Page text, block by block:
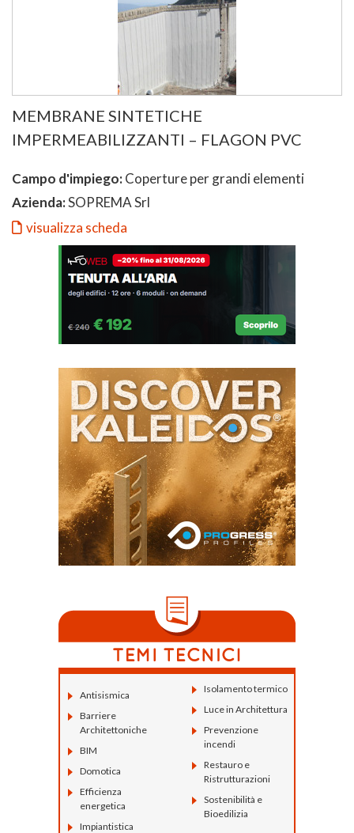
MEMBRANE SINTETICHE
IMPERMEABILIZZANTI – FLAGON PVC
Campo d'impiego:Coperture per grandi elementi
Azienda:SOPREMA Srl
visualizza scheda
Antisismica
Barriere
Architettoniche
BIM
Domotica
Efficienza
energetica
Impiantistica
Isolamento termico
Luce in Architettura
Prevenzione
incendi
Restauro e
Ristrutturazioni
Sostenibilità e
Bioedilizia